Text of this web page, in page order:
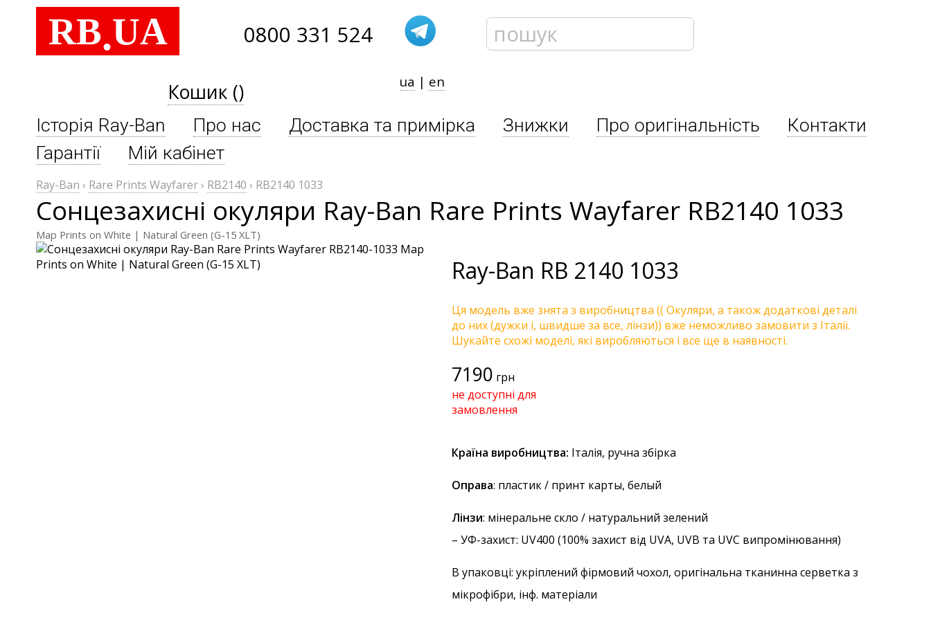
RB.UA 0800 331 524
Кошик () ua | en
Історія Ray-Ban Про нас Доставка та примірка Знижки Про оригінальність
Контакти
Гарантії
Мій кабінет
Ray-Ban › Rare Prints Wayfarer› RB2140 › RB2140 1033
Сонцезахисні окуляри Ray-Ban Rare Prints Wayfarer RB2140 1033
Map Prints on White | Natural Green (G-15 XLT)
Ray-Ban RB 2140 1033
Ця модель вже знята з виробництва (( Окуляри, а також додаткові деталі
до них (дужки і, швидше за все, лінзи)) вже неможливо замовити з Італії.
Шукайте схожі моделі, які виробляються і все ще в наявності.
7190 грн
не доступні для
замовлення
Країна виробництва: Італія, ручна збірка
Оправа: пластик / принт карты, белый
Лінзи: мінеральне скло / натуральний зелений
– УФ-захист: UV400 (100% захист від UVA, UVB та UVC випромінювання)
В упаковці: укріплений фірмовий чохол, оригінальна тканинна серветка з
мікрофібри, інф. матеріали